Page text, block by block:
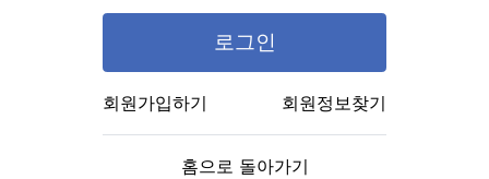
로그인
회원가입하기 회원정보찾기
홈으로 돌아가기